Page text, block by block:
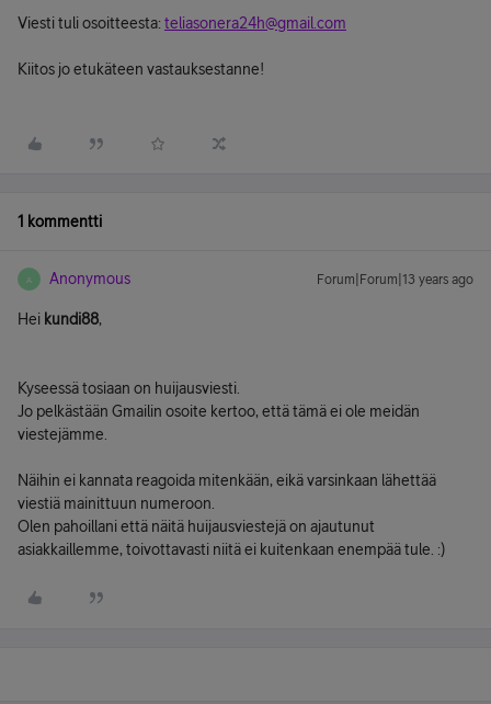
Viesti tuli osoitteesta: teliasonera24h@gmail.com
Kiitos jo etukäteen vastauksestanne!
1 kommentti
A Anonymous Forum|Forum|13 years ago
Hei kundi88,
Kyseessä tosiaan on huijausviesti.
Jo pelkästään Gmailin osoite kertoo, että tämä ei ole meidän
viestejämme.
Näihin ei kannata reagoida mitenkään, eikä varsinkaan lähettää
viestiä mainittuun numeroon.
Olen pahoillani että näitä huijausviestejä on ajautunut
asiakkaillemme, toivottavasti niitä ei kuitenkaan enempää tule. :)